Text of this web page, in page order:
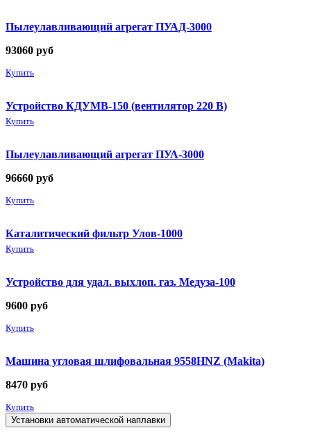
Пылеулавливающий агрегат ПУАД-3000
93060 руб
Купить
Устройство КДУМВ-150 (вентилятор 220 В)
Купить
Пылеулавливающий агрегат ПУА-3000
96660 руб
Купить
Каталитический фильтр Улов-1000
Купить
Устройство для удал. выхлоп. газ. Медуза-100
9600 руб
Купить
Машина угловая шлифовальная 9558HNZ (Makita)
8470 руб
Купить
Установки автоматической наплавки